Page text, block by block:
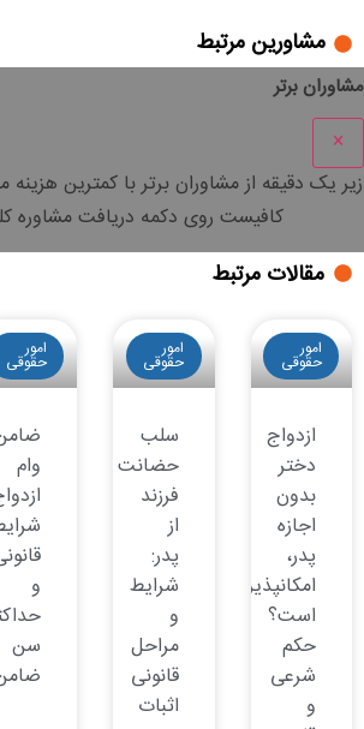
مشاورین مرتبط
مشاوران برتر
×
زیر یک دقیقه از مشاوران برتر باکمترین هزینه
کافیست روی دکمه دریافت مشاوره
مقالات مرتبط
امور
حقوقی
ازدواج
دختر
بدون
اجازه
پدر،
امکانپذیر
است؟
حکم
شرعی
و
امور
حقوقی
سلب
حضانت
فرزند
از
پدر:
شرایط
و
مراحل
قانونی
اثبات
امور
حقوقی
وام
و
سن